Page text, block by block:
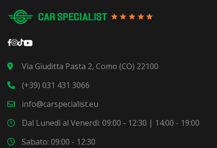
Via Giuditta Pasta 2, Como (CO) 22100
(+39) 031 431 3066
info@carspecialist.eu
Dal Lunedì al Venerdì: 09:00 - 12:30 | 14:00 - 19:00
Sabato: 09:00 - 12:30